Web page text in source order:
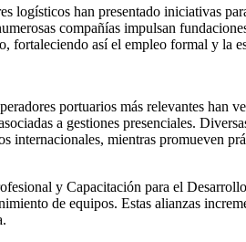
logísticos han presentado iniciativas
compañías impulsan
fortaleciendo así el empleo formal y la
portuarios más relevantes han
a gestiones presenciales.
internacionales, mientras promueven
y Capacitación para el
de equipos. Estas alianzas